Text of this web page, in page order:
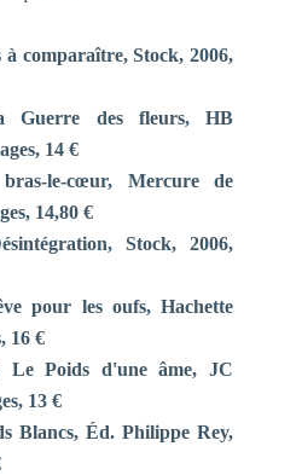
à comparaître,Stock, 2006,
Guerre des fleurs, HB
14 €
le-cœur, Mercure de
14,80 €
Stock, 2006,
pour les oufs, Hachette
16 €
Le Poids d'une âme, JC
13 €
Blancs, Éd. Philippe Rey,